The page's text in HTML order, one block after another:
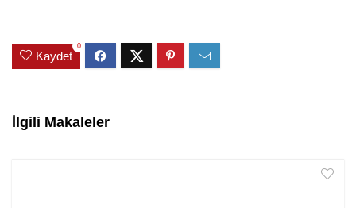
Kaydet
0
İlgili Makaleler